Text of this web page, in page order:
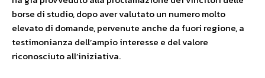
borse di studio, dopo aver valutato un numero molto
elevato di domande, pervenute anche da fuori regione, a
testimonianza dell’ampio interesse e del valore
riconosciuto all’iniziativa.